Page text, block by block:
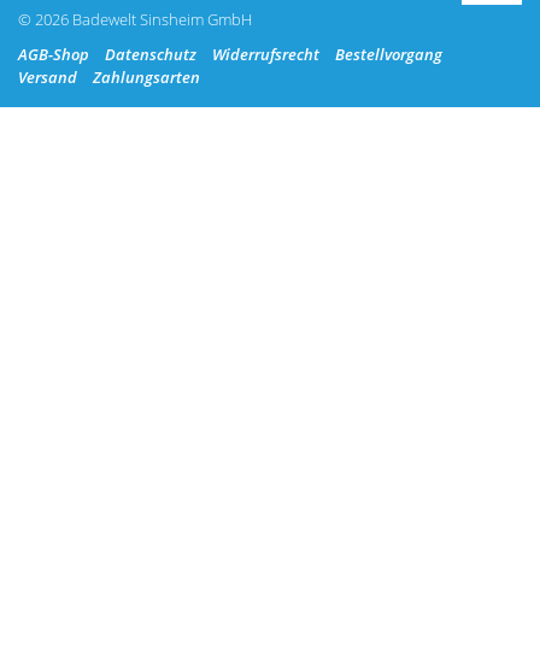
© 2026 Badewelt Sinsheim GmbH
AGB-Shop
Datenschutz Widerrufsrecht
Bestellvorgang
Versand
Zahlungsarten